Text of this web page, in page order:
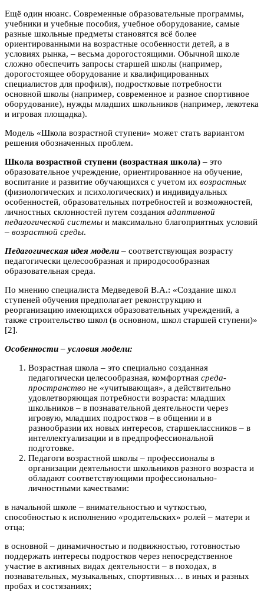
Ещё один нюанс. Современные образовательные программы,
учебники и учебные пособия, учебное оборудование, самые
разные школьные предметы становятся всё более
ориентированными на возрастные особенности детей, а в
условиях рынка, – весьма дорогостоящими. Обычной школе
сложно обеспечить запросы старшей школы (например,
дорогостоящее оборудование и квалифицированных
специалистов для профиля), подростковые потребности
основной школы (например, современное и разное спортивное
оборудование), нужды младших школьников (например, лекотека
и игровая площадка).
Модель «Школа возрастной ступени» может стать вариантом
решения обозначенных проблем.
Школа возрастной ступени (возрастная школа) – это
образовательное учреждение, ориентированное на обучение,
воспитание и развитие обучающихся с учетом их возрастных
(физиологических и психологических) и индивидуальных
особенностей, образовательных потребностей и возможностей,
личностных склонностей путем создания адаптивной
педагогической системы и максимально благоприятных условий
– возрастной среды.
Педагогическая идея модели – соответствующая возрасту
педагогически целесообразная и природосообразная
образовательная среда.
По мнению специалиста Медведевой В.А.: «Создание школ
ступеней обучения предполагает реконструкцию и
реорганизацию имеющихся образовательных учреждений, а
также строительство школ (в основном, школ старшей ступени)»
[2].
Особенности – условия модели:
Возрастная школа – это специально созданная
педагогически целесообразная, комфортная среда-
пространство не «учитывающая», а действительно
удовлетворяющая потребности возраста: младших
школьников – в познавательной деятельности через
игровую, младших подростков – в общении и в
разнообразии их новых интересов, старшеклассников – в
интеллектуализации и в предпрофессиональной
подготовке.
Педагоги возрастной школы – профессионалы в
организации деятельности школьников разного возраста и
обладают соответствующими профессионально-
личностными качествами:
в начальной школе – внимательностью и чуткостью,
способностью к исполнению «родительских» ролей – матери и
отца;
в основной – динамичностью и подвижностью, готовностью
поддержать интересы подростков через непосредственное
участие в активных видах деятельности – в походах, в
познавательных, музыкальных, спортивных… в иных и разных
пробах и состязаниях;